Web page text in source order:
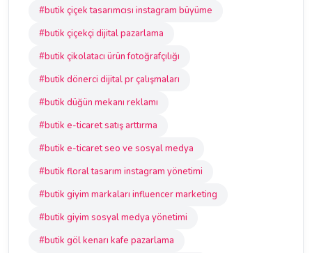
#butik çiçek tasarımcısı instagram büyüme
#butik çiçekçi dijital pazarlama
#butik çikolatacı ürün fotoğrafçılığı
#butik dönerci dijital pr çalışmaları
#butik düğün mekanı reklamı
#butik e-ticaret satış arttırma
#butik e-ticaret seo ve sosyal medya
#butik floral tasarım instagram yönetimi
#butik giyim markaları influencer marketing
#butik giyim sosyal medya yönetimi
#butik göl kenarı kafe pazarlama